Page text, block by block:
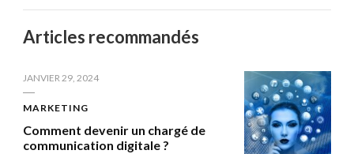
Articles recommandés
JANVIER 29, 2024
MARKETING
Comment devenir un chargé de
communication digitale ?